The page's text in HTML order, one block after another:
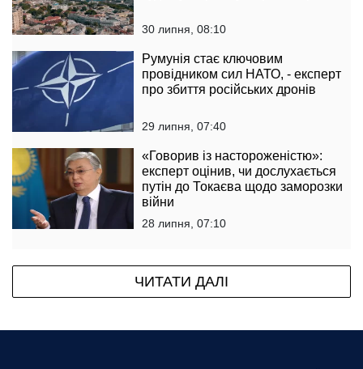
30 липня, 08:10
Румунія стає ключовим
провідником сил НАТО, - експерт
про збиття російських дронів
29 липня, 07:40
«Говорив із настороженістю»:
експерт оцінив, чи дослухається
путін до Токаєва щодо заморозки
війни
28 липня, 07:10
ЧИТАТИ ДАЛІ